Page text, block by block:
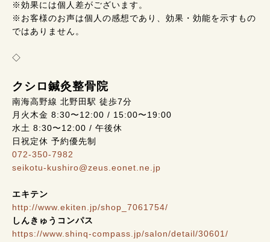
※効果には個人差がございます。
※お客様のお声は個人の感想であり、効果・効能を示すもの
ではありません。
◇
クシロ鍼灸整骨院
南海高野線 北野田駅 徒歩7分
月火木金 8:30〜12:00 / 15:00〜19:00
水土 8:30〜12:00 / 午後休
日祝定休 予約優先制
072-350-7982
seikotu-kushiro@zeus.eonet.ne.jp
エキテン
http://www.ekiten.jp/shop_7061754/
しんきゅうコンパス
https://www.shinq-compass.jp/salon/detail/30601/